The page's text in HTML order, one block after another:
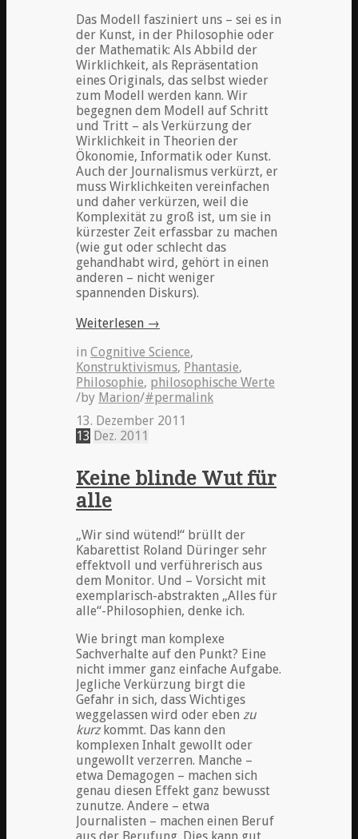
Das Modell fasziniert uns – sei es in
der Kunst, in der Philosophie oder
der Mathematik: Als Abbild der
Wirklichkeit, als Repräsentation
eines Originals, das selbst wieder
zum Modell werden kann. Wir
begegnen dem Modell auf Schritt
und Tritt – als Verkürzung der
Wirklichkeit in Theorien der
Ökonomie, Informatik oder Kunst.
Auch der Journalismus verkürzt, er
muss Wirklichkeiten vereinfachen
und daher verkürzen, weil die
Komplexität zu groß ist, um sie in
kürzester Zeit erfassbar zu machen
(wie gut oder schlecht das
gehandhabt wird, gehört in einen
anderen – nicht weniger
spannenden Diskurs).
Weiterlesen →
in Cognitive Science,
Konstruktivismus, Phantasie,
Philosophie, philosophische Werte
/by Marion/#permalink
13. Dezember 2011
13 Dez. 2011
Keine blinde Wut für
alle
„Wir sind wütend!“ brüllt der
Kabarettist Roland Düringer sehr
effektvoll und verführerisch aus
dem Monitor. Und – Vorsicht mit
exemplarisch-abstrakten „Alles für
alle“-Philosophien, denke ich.
Wie bringt man komplexe
Sachverhalte auf den Punkt? Eine
nicht immer ganz einfache Aufgabe.
Jegliche Verkürzung birgt die
Gefahr in sich, dass Wichtiges
weggelassen wird oder eben zu
kurzkommt. Das kann den
komplexen Inhalt gewollt oder
ungewollt verzerren. Manche –
etwa Demagogen – machen sich
genau diesen Effekt ganz bewusst
zunutze. Andere – etwa
Journalisten – machen einen Beruf